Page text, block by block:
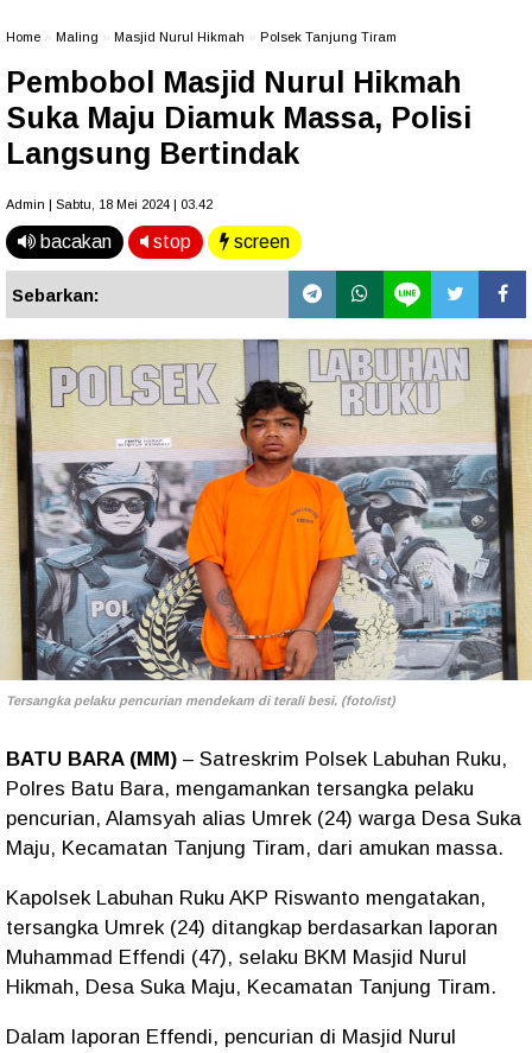
Home Maling Masjid Nurul Hikmah Polsek Tanjung Tiram
Pembobol Masjid Nurul Hikmah
Suka Maju Diamuk Massa, Polisi
Langsung Bertindak
Admin | Sabtu, 18 Mei 2024 | 03.42
bacakan stop screen
Sebarkan:
Tersangka pelaku pencurian mendekam di terali besi. (foto/ist)
BATU BARA (MM) – Satreskrim Polsek Labuhan Ruku,
Polres Batu Bara, mengamankan tersangka pelaku
pencurian, Alamsyah alias Umrek (24) warga Desa Suka
Maju, Kecamatan Tanjung Tiram, dari amukan massa.
Kapolsek Labuhan Ruku AKP Riswanto mengatakan,
tersangka Umrek (24) ditangkap berdasarkan laporan
Muhammad Effendi (47), selaku BKM Masjid Nurul
Hikmah, Desa Suka Maju, Kecamatan Tanjung Tiram.
Dalam laporan Effendi, pencurian di Masjid Nurul